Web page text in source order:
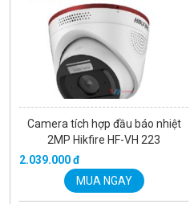
Camera tích hợp đầu báo nhiệt
2MP Hikfire HF-VH 223
2.039.000 đ
MUA NGAY